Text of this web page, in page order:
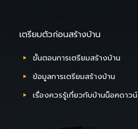
เตรียมตัวก่อนสร้างบ้าน
ขั้นตอนการเตรียมสร้างบ้าน
ข้อมูลการเตรียมสร้างบ้าน
เรื่องควรรู้เกี่ยวกับบ้านน็อคดาวน์